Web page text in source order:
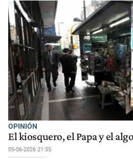
OPINIÓN
El kiosquero, el Papa y el
05-06-2026 21:55